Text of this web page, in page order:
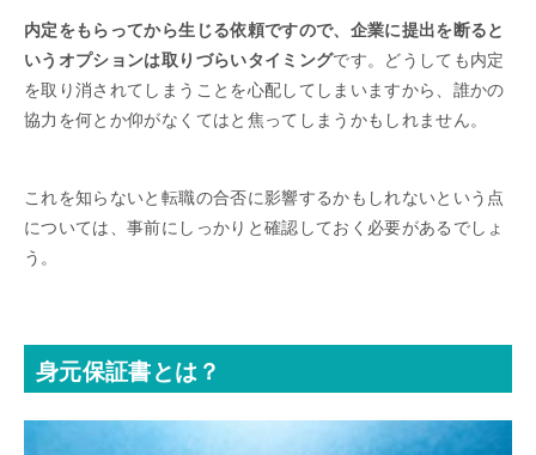
内定をもらってから生じる依頼ですので、企業に提出を断ると
いうオプションは取りづらいタイミングです。どうしても内定
を取り消されてしまうことを心配してしまいますから、誰かの
協力を何とか仰がなくてはと焦ってしまうかもしれません。
これを知らないと転職の合否に影響するかもしれないという点
については、事前にしっかりと確認しておく必要があるでしょ
う。
身元保証書とは？